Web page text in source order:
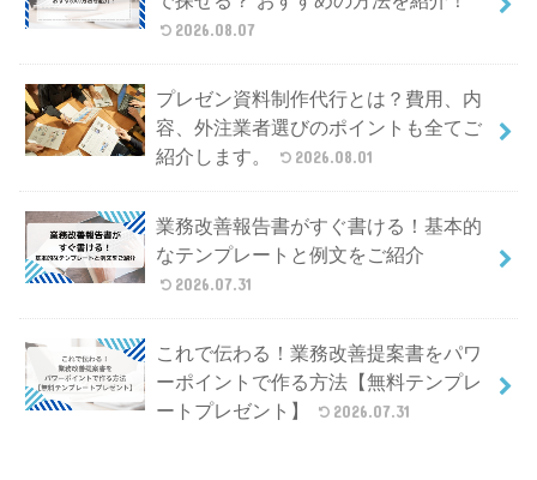
2026.08.07
プレゼン資料制作代行とは？費用、内
容、外注業者選びのポイントも全てご
紹介します。
2026.08.01
業務改善報告書がすぐ書ける！基本的
なテンプレートと例文をご紹介
2026.07.31
これで伝わる！業務改善提案書をパワ
ーポイントで作る方法【無料テンプレ
ートプレゼント】
2026.07.31